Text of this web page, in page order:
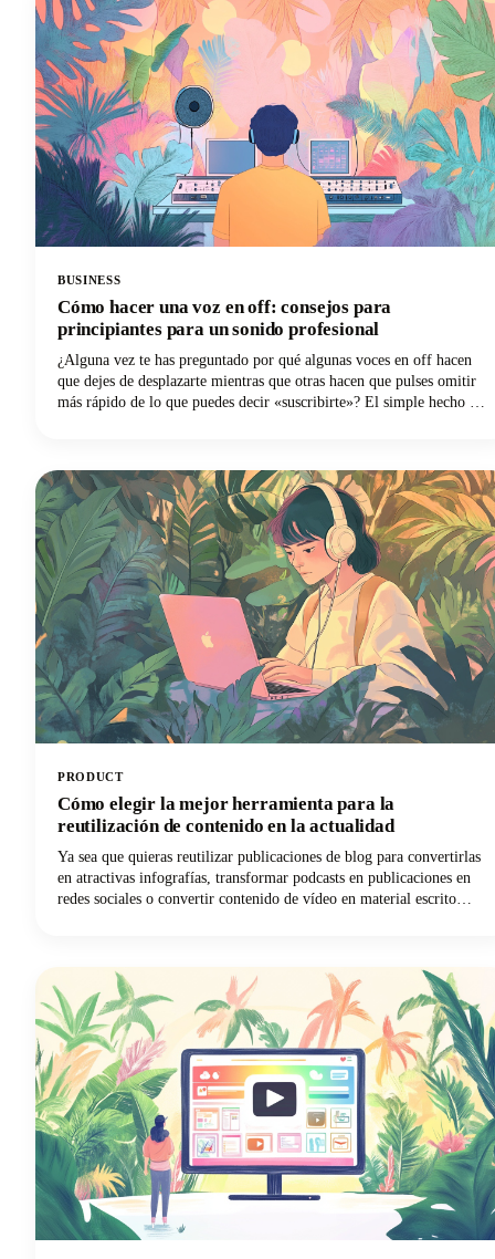
marketing de contenidos. Este enfoque puede reducir tus esfuerzos
de creación de contenido y, al mismo tiempo, ampliar drásticamente
el alcance de tu audiencia en varios canales.
BUSINESS
Cómo hacer una voz en off: consejos para
principiantes para un sonido profesional
¿Alguna vez te has preguntado por qué algunas voces en off hacen
que dejes de desplazarte mientras que otras hacen que pulses omitir
más rápido de lo que puedes decir «suscribirte»? El simple hecho es
elegante cámara!
PRODUCT
Cómo elegir la mejor herramienta para la
reutilización de contenido en la actualidad
Ya sea que quieras reutilizar publicaciones de blog para convertirlas
en atractivas infografías, transformar podcasts en publicaciones en
redes sociales o convertir contenido de vídeo en material escrito
que pueden generar docenas de variaciones de contenido hasta
soluciones especializadas que destacan en tareas de reutilización
específicas.